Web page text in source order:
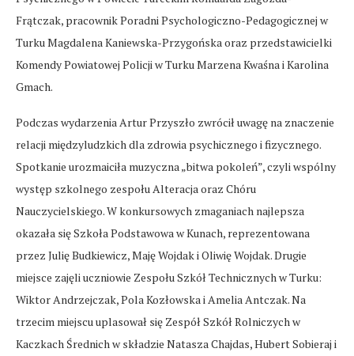
Frątczak, pracownik Poradni Psychologiczno-Pedagogicznej w
Turku Magdalena Kaniewska-Przygońska oraz przedstawicielki
Komendy Powiatowej Policji w Turku Marzena Kwaśna i Karolina
Gmach.
Podczas wydarzenia Artur Przyszło zwrócił uwagę na znaczenie
relacji międzyludzkich dla zdrowia psychicznego i fizycznego.
Spotkanie urozmaiciła muzyczna „bitwa pokoleń”, czyli wspólny
występ szkolnego zespołu Alteracja oraz Chóru
Nauczycielskiego. W konkursowych zmaganiach najlepsza
okazała się Szkoła Podstawowa w Kunach, reprezentowana
przez Julię Budkiewicz, Maję Wojdak i Oliwię Wojdak. Drugie
miejsce zajęli uczniowie Zespołu Szkół Technicznych w Turku:
Wiktor Andrzejczak, Pola Kozłowska i Amelia Antczak. Na
trzecim miejscu uplasował się Zespół Szkół Rolniczych w
Kaczkach Średnich w składzie Natasza Chajdas, Hubert Sobieraj i